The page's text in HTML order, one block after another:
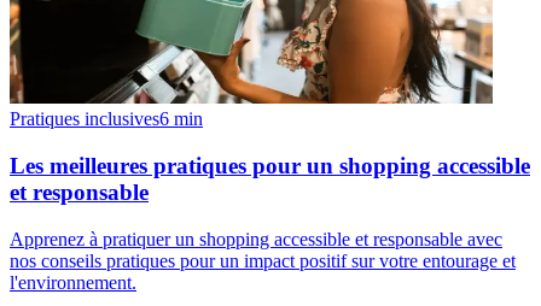
Pratiques inclusives6 min
Les meilleures pratiques pour un shopping accessible
et responsable
Apprenez à pratiquer un shopping accessible et responsable avec
nos conseils pratiques pour un impact positif sur votre entourage et
l'environnement.